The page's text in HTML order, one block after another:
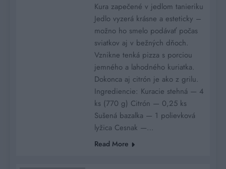
Kura zapečené v jedlom tanieriku
Jedlo vyzerá krásne a esteticky –
možno ho smelo podávať počas
sviatkov aj v bežných dňoch.
Vznikne tenká pizza s porciou
jemného a lahodného kuriatka.
Dokonca aj citrón je ako z grilu.
Ingrediencie: Kuracie stehná — 4
ks (770 g) Citrón — 0,25 ks
Sušená bazalka — 1 polievková
lyžica Cesnak —…
Read More